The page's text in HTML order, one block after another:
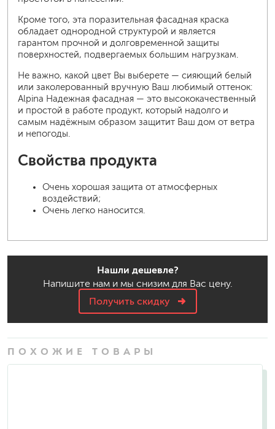
Кроме того, эта поразительная фасадная краска
обладает однородной структурой и является
гарантом прочной и долговременной защиты
поверхностей, подвергаемых большим нагрузкам.
Не важно, какой цвет Вы выберете — сияющий белый
или заколерованный вручную Ваш любимый оттенок:
Alpina Надежная фасадная — это высококачественный
и простой в работе продукт, который надолго и
самым надёжным образом защитит Ваш дом от ветра
и непогоды.
Свойства продукта
Очень хорошая защита от атмосферных
воздействий;
Очень легко наносится.
Нашли дешевле?
Напишите нам и мы снизим для Вас цену.
Получить скидку
ПОХОЖИЕ ТОВАРЫ